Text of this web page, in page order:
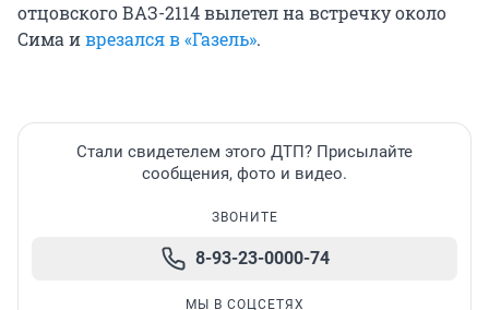
отцовского ВАЗ-2114 вылетел на встречку около
Сима иврезался в «Газель».
Стали свидетелем этого ДТП? Присылайте
сообщения, фото и видео.
ЗВОНИТЕ
8-93-23-0000-74
МЫ В СОЦСЕТЯХ